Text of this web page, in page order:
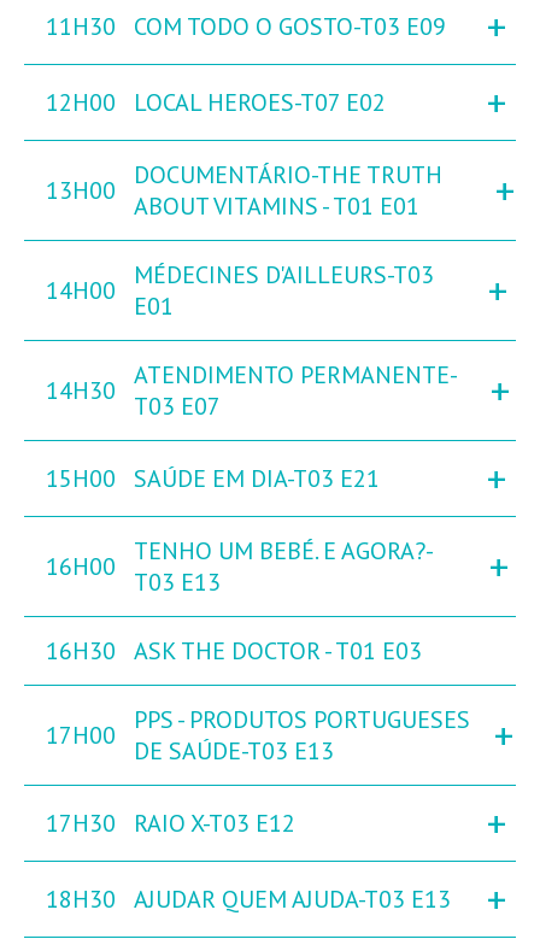
11H30 COM TODO O GOSTO-T03 E09 +
12H00 LOCAL HEROES-T07 E02 +
13H00
DOCUMENTÁRIO-THE TRUTH
ABOUT VITAMINS - T01 E01
+
14H00
MÉDECINES D'AILLEURS-T03
E01
+
14H30
ATENDIMENTO PERMANENTE-
T03 E07
+
15H00 SAÚDE EM DIA-T03 E21 +
16H00
TENHO UM BEBÉ. E AGORA?-
T03 E13
+
16H30 ASK THE DOCTOR - T01 E03
17H00
PPS - PRODUTOS PORTUGUESES
DE SAÚDE-T03 E13
+
17H30 RAIO X-T03 E12 +
18H30 AJUDAR QUEM AJUDA-T03 E13 +